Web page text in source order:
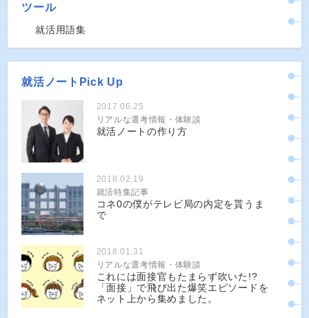
ツール
就活用語集
就活ノートPick Up
2017.06.25
リアルな選考情報・体験談
就活ノートの作り方
2018.02.19
就活特集記事
コネ0の僕がテレビ局の内定を貰うま
で
2018.01.31
リアルな選考情報・体験談
これには面接官もたまらず吹いた!?
「面接」で飛び出た爆笑エピソードを
ネット上から集めました。